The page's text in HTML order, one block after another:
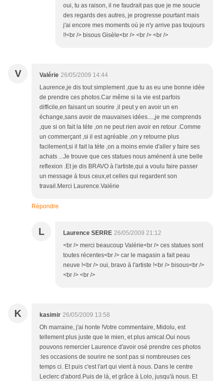
oui, tu as raison, il ne faudrait pas que je me soucie
des regards des autres, je progresse pourtant mais
j'ai encore mes moments où je n'y arrive pas toujours
!!<br /> bisous Gisèle<br /> <br /> <br />
V Valérie 26/05/2009 14:44
Laurence,je dis tout simplement ,que tu as eu une bonne idée
de prendre ces photos.Car même si la vie est parfois
difficile,en faisant un sourire ,il peut y en avoir un en
échange,sans avoir de mauvaises idées....,je me comprends
,que si on fait la téte ,on ne peut rien avoir en retour .Comme
un commerçant ,si il est agréable ,on y retourne plus
facilement,si il fait la téte ,on a moins envie d'aller y faire ses
achats ...Je trouve que ces statues nous aménent à une belle
reflexion .Et je dis BRAVO à l'artiste,qui a voulu faire passer
un message à tous ceux,et celles qui regardent son
travail.Merci Laurence.Valérie
Répondre
L Laurence SERRE 26/05/2009 21:12
<br /> merci beaucoup Valérie<br /> ces statues sont
toutes récentes<br /> car le magasin a fait peau
neuve !<br /> oui, bravo à l'artiste !<br /> bisous<br />
<br /> <br />
K kasimir 26/05/2009 13:58
Oh marraine, j'ai honte !Votre commentaire, Midolu, est
tellement plus juste que le mien, et plus amical.Oui nous
pouvons remercier Laurence d'avoir osé prendre ces photos
:les occasions de sourire ne sont pas si nombreuses ces
temps ci. Et puis c'est l'art qui vient à nous. Dans le centre
Leclerc d'abord.Puis de là, et grâce à Lolo, jusqu'à nous. Et